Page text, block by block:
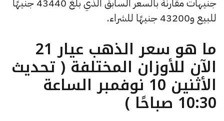
للبيع و43200 جنيهًا للشراء.
ما هو سعر الذهب عيار 21
الآن للأوزان المختلفة ( تحديث
الأثنين 10 نوفمبر الساعة
10:30 صباحًا )